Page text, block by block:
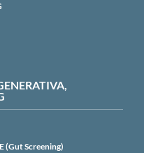
(Gut Screening)